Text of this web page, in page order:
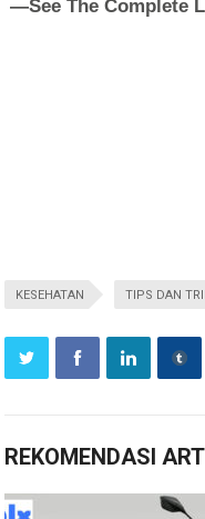
KESEHATAN TIPS DAN
REKOMENDASI